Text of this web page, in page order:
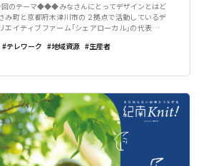
のテーマ◆◆◆みなさんにとってデザインとはど
み町と京都府木津川市の２拠点で活動しているデ
イティブファーム「シェアローカル」の代表とし
大きい
テレワーク 地域資源 生産者